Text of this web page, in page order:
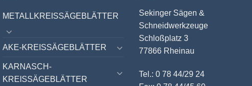
METALLKREISSÄGEBLÄTTER
AKE-KREISSÄGEBLÄTTER
KARNASCH-
KREISSÄGEBLÄTTER
Sekinger Sägen &
Schneidwerkzeuge
Schloßplatz 3
77866 Rheinau
Tel.: 0 78 44/29 24